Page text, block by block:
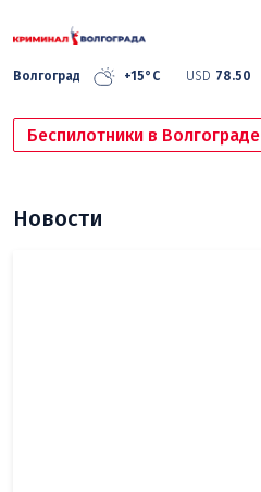
Волгоград +15°C USD 78.50
Беспилотники в Волгограде
Новости